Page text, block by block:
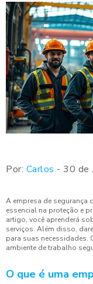
Por: Carlos - 30 de
A empresa de segurança
essencial na proteção e
artigo, você aprenderá
serviços. Além disso,
para suas necessidades.
ambiente de trabalho
O que é uma